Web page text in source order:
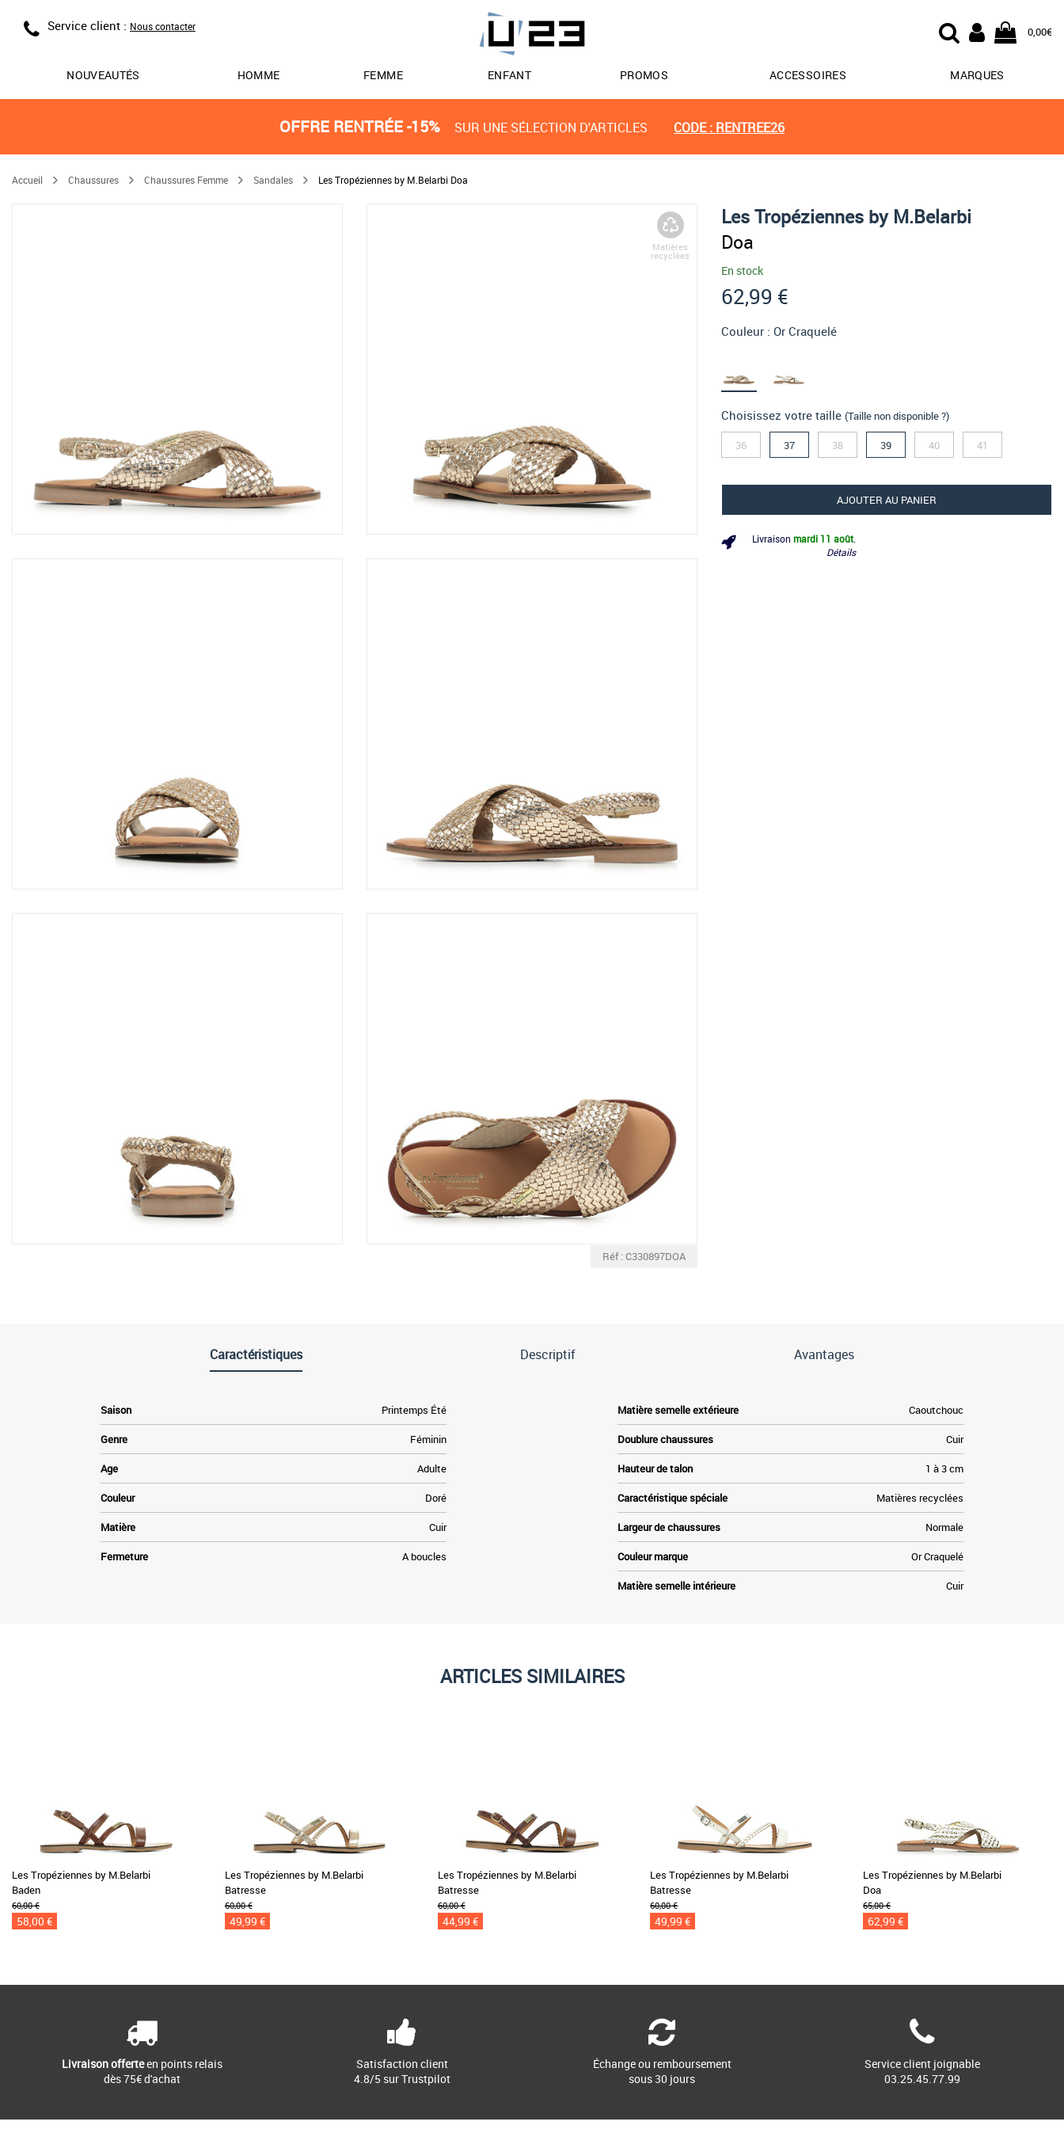
Service client : Nous contacter 0,00€
NOUVEAUTÉS HOMME FEMME ENFANT PROMOS ACCESSOIRES MARQUES
OFFRE RENTRÉE -15% SUR UNE SÉLECTION D'ARTICLES CODE : RENTREE26
Accueil Chaussures Chaussures Femme Sandales Les Tropéziennes by M.Belarbi Doa
Matières
recyclées
Réf : C330897DOA
Les Tropéziennes by M.Belarbi
Doa
En stock
62,99 €
Couleur : Or Craquelé
Choisissez votre taille (Taille non disponible ?)
36 37 38 39 40 41
AJOUTER AU PANIER
Livraison mardi 11 août
Détails
Caractéristiques Descriptif Avantages
Saison Printemps Été
Genre Féminin
Age Adulte
Couleur Doré
Matière Cuir
Fermeture A boucles
Matière semelle extérieure Caoutchouc
Doublure chaussures Cuir
Hauteur de talon 1 à 3 cm
Caractéristique spéciale Matières recyclées
Largeur de chaussures Normale
Couleur marque Or Craquelé
Matière semelle intérieure Cuir
ARTICLES SIMILAIRES
Les Tropéziennes by M.Belarbi
Baden
60,00 €
58,00 €
Les Tropéziennes by M.Belarbi
Batresse
60,00 €
49,99 €
Les Tropéziennes by M.Belarbi
Batresse
60,00 €
44,99 €
Les Tropéziennes by M.Belarbi
Batresse
60,00 €
49,99 €
Les Tropéziennes by M.Belarbi
Doa
65,00 €
62,99 €
Livraison offerteen points relais
dès 75€ d'achat
Satisfaction client
4.8/5 sur Trustpilot
Échange ou remboursement
sous 30 jours
Service client joignable
03.25.45.77.99